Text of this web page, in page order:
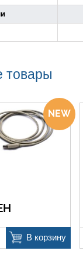
товары
В корзину